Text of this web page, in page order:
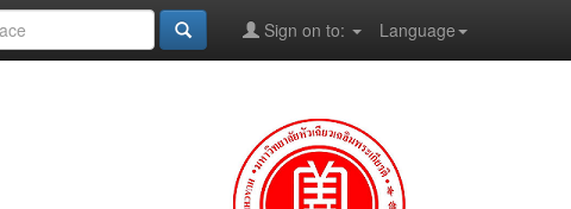
Language
Sign on to: